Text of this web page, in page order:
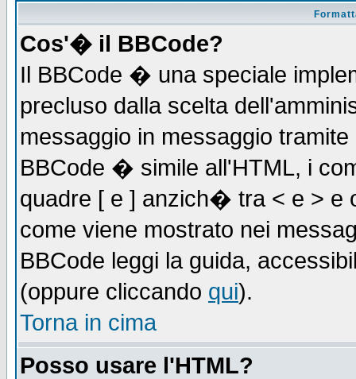
Cos'� il BBCode?
Il BBCode � una speciale
precluso dalla scelta
messaggio in messaggio
BBCode � simile all'HTML, i
quadre [ e ] anzich� tra < e > e
come viene mostrato nei
BBCode leggi la guida,
(oppure cliccando qui).
Torna in cima
Posso usare l'HTML?